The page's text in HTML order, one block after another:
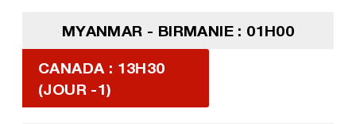
MYANMAR - BIRMANIE : 01H00
CANADA : 13H30
(JOUR -1)